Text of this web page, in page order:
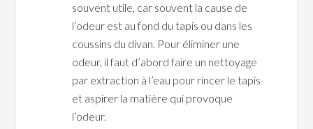
souvent utile, car souvent la cause de
l’odeur est au fond du tapis ou dans les
coussins du divan. Pour éliminer une
odeur, il faut d’abord faire un nettoyage
par extraction à l’eau pour rincer le tapis
et aspirer la matière qui provoque
l’odeur.